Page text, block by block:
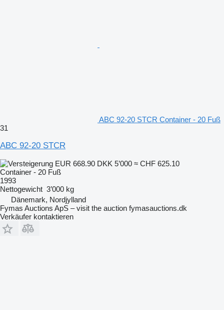
ABC 92-20 STCR Container - 20 Fuß
31
ABC 92-20 STCR
EUR 668.90 DKK 5’000 ≈ CHF 625.10
Container - 20 Fuß
1993
Nettogewicht 3’000 kg
Dänemark, Nordjylland
Fymas Auctions ApS – visit the auction fymasauctions.dk
Verkäufer kontaktieren